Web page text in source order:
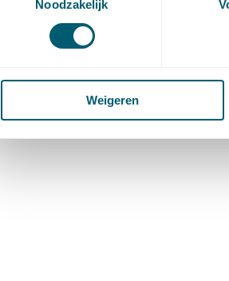
Noodzakelijk
Weigeren